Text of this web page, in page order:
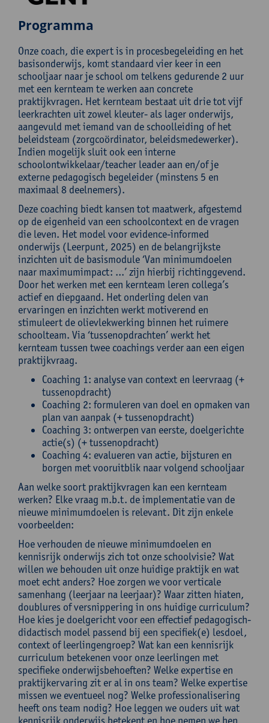
Programma
Onze coach, die expert is in procesbegeleiding en het
basisonderwijs, komt standaard vier keer in een
schooljaar naar je school om telkens gedurende 2 uur
met een kernteam te werken aan concrete
praktijkvragen. Het kernteam bestaat uit drie tot vijf
leerkrachten uit zowel kleuter- als lager onderwijs,
aangevuld met iemand van de schoolleiding of het
beleidsteam (zorgcoördinator, beleidsmedewerker).
Indien mogelijk sluit ook een interne
schoolontwikkelaar/teacher leader aan en/of je
externe pedagogisch begeleider (minstens 5 en
maximaal 8 deelnemers).
Deze coaching biedt kansen tot maatwerk, afgestemd
op de eigenheid van een schoolcontext en de vragen
die leven. Het model voor evidence-informed
onderwijs (Leerpunt, 2025) en de belangrijkste
inzichten uit de basismodule ‘Van minimumdoelen
naar maximumimpact: ...’ zijn hierbij richtinggevend.
Door het werken met een kernteam leren collega’s
actief en diepgaand. Het onderling delen van
ervaringen en inzichten werkt motiverend en
stimuleert de olievlekwerking binnen het ruimere
schoolteam. Via ‘tussenopdrachten’ werkt het
kernteam tussen twee coachings verder aan een eigen
praktijkvraag.
Coaching 1: analyse van context en leervraag (+
tussenopdracht)
Coaching 2: formuleren van doel en opmaken van
plan van aanpak (+ tussenopdracht)
Coaching 3: ontwerpen van eerste, doelgerichte
actie(s) (+ tussenopdracht)
Coaching 4: evalueren van actie, bijsturen en
borgen met vooruitblik naar volgend schooljaar
Aan welke soort praktijkvragen kan een kernteam
werken? Elke vraag m.b.t. de implementatie van de
nieuwe minimumdoelen is relevant. Dit zijn enkele
voorbeelden:
Hoe verhouden de nieuwe minimumdoelen en
kennisrijk onderwijs zich tot onze schoolvisie? Wat
willen we behouden uit onze huidige praktijk en wat
moet echt anders? Hoe zorgen we voor verticale
samenhang (leerjaar na leerjaar)? Waar zitten hiaten,
doublures of versnippering in ons huidige curriculum?
Hoe kies je doelgericht voor een effectief pedagogisch-
didactisch model passend bij een specifiek(e) lesdoel,
context of leerlingengroep? Wat kan een kennisrijk
curriculum betekenen voor onze leerlingen met
specifieke onderwijsbehoeften? Welke expertise en
praktijkervaring zit er al in ons team? Welke expertise
missen we eventueel nog? Welke professionalisering
heeft ons team nodig? Hoe leggen we ouders uit wat
kennisrijk onderwijs betekent en hoe nemen we hen